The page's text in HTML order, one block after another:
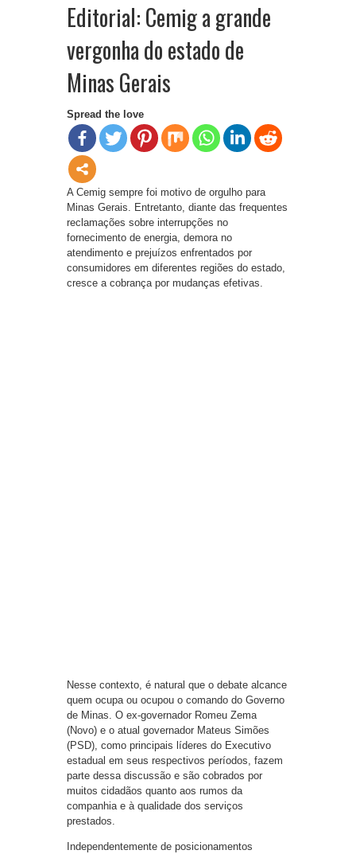
Editorial: Cemig a grande
vergonha do estado de
Minas Gerais
Spread the love
A Cemig sempre foi motivo de orgulho para
Minas Gerais. Entretanto, diante das frequentes
reclamações sobre interrupções no
fornecimento de energia, demora no
atendimento e prejuízos enfrentados por
consumidores em diferentes regiões do estado,
cresce a cobrança por mudanças efetivas.
Nesse contexto, é natural que o debate alcance
quem ocupa ou ocupou o comando do Governo
de Minas. O ex-governador Romeu Zema
(Novo) e o atual governador Mateus Simões
(PSD), como principais líderes do Executivo
estadual em seus respectivos períodos, fazem
parte dessa discussão e são cobrados por
muitos cidadãos quanto aos rumos da
companhia e à qualidade dos serviços
prestados.
Independentemente de posicionamentos